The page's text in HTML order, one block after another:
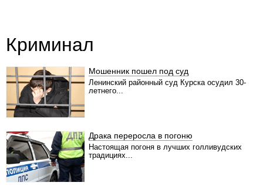
Криминал
Мошенник пошел под суд
Ленинский районный суд Курска осудил 30-
летнего...
Драка переросла в погоню
Настоящая погоня в лучших голливудских
традициях...